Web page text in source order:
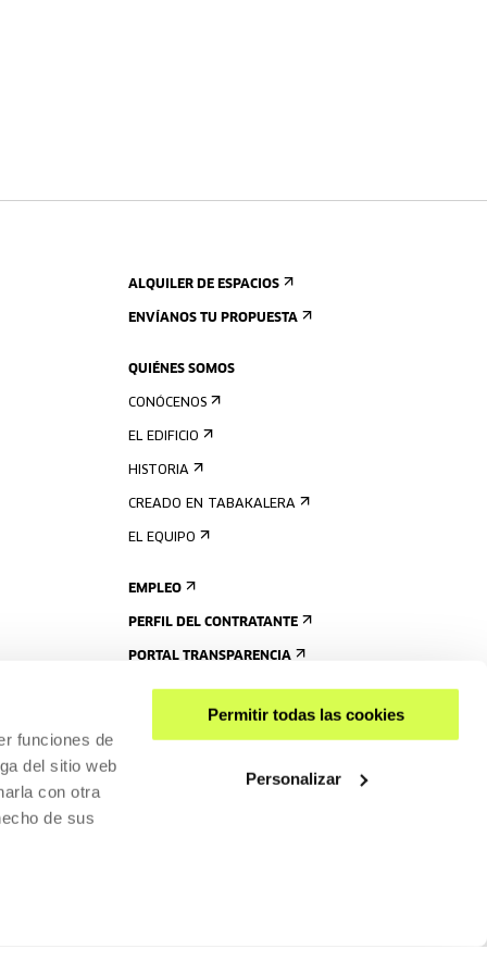
funciones de
del sitio web
con otra
de sus
Permitir todas las cookies
Personalizar
ALQUILER DE ESPACIOS
ENVÍANOS TU PROPUESTA
QUIÉNES SOMOS
CONÓCENOS
EL EDIFICIO
HISTORIA
CREADO EN TABAKALERA
EL EQUIPO
EMPLEO
PERFIL DEL CONTRATANTE
PORTAL TRANSPARENCIA